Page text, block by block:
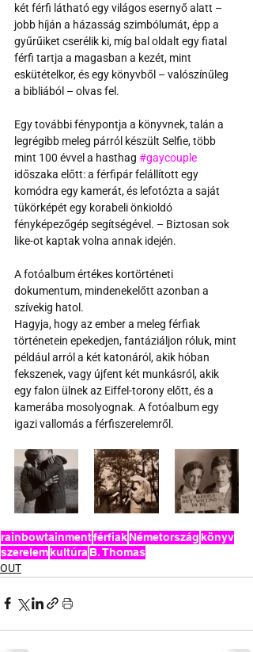
két férfi látható egy világos esernyő alatt –
jobb híján a házasság szimbólumát, épp a
gyűrűiket cserélik ki, míg bal oldalt egy fiatal
férfi tartja a magasban a kezét, mint
eskütételkor, és egy könyvből – valószínűleg
a bibliából – olvas fel.
Egy további fénypontja a könyvnek, talán a
legrégibb meleg párról készült Selfie, több
mint 100 évvel a hasthag #gaycouple
időszaka előtt: a férfipár felállított egy
komódra egy kamerát, és lefotózta a saját
tükörképét egy korabeli önkioldó
fényképezőgép segítségével. – Biztosan sok
like-ot kaptak volna annak idején.
A fotóalbum értékes kortörténeti
dokumentum, mindenekelőtt azonban a
szívekig hatol.
Hagyja, hogy az ember a meleg férfiak
történetein epekedjen, fantáziáljon róluk, mint
például arról a két katonáról, akik hóban
fekszenek, vagy újfent két munkásról, akik
egy falon ülnek az Eiffel-torony előtt, és a
kamerába mosolyognak. A fotóalbum egy
igazi vallomás a férfiszerelemről.
rainbowtainmentférfiakNémetország könyv
szerelemkultúra B. Thomas
OUT